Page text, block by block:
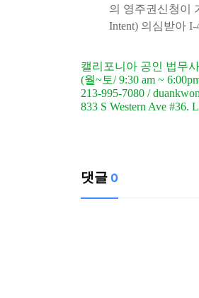
의 영주권신청이
Intent) 의심받아
캘리포니아 공인 법무
(월~토/ 9:30 am ~
213-995-7080 /
833 S Western Ave #36.
댓글 0